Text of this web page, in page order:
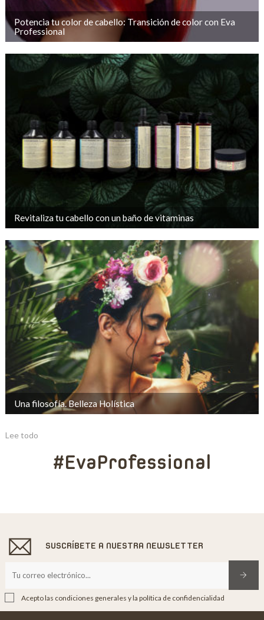
Potencia tu color de cabello: Transición de color con Eva
Professional
Revitaliza tu cabello con un baño de vitaminas
Una filosofía. Belleza Holística
Lee todo
#EvaProfessional
SUSCRÍBETE A NUESTRA NEWSLETTER
Acepto las condiciones generales y la política de confidencialidad